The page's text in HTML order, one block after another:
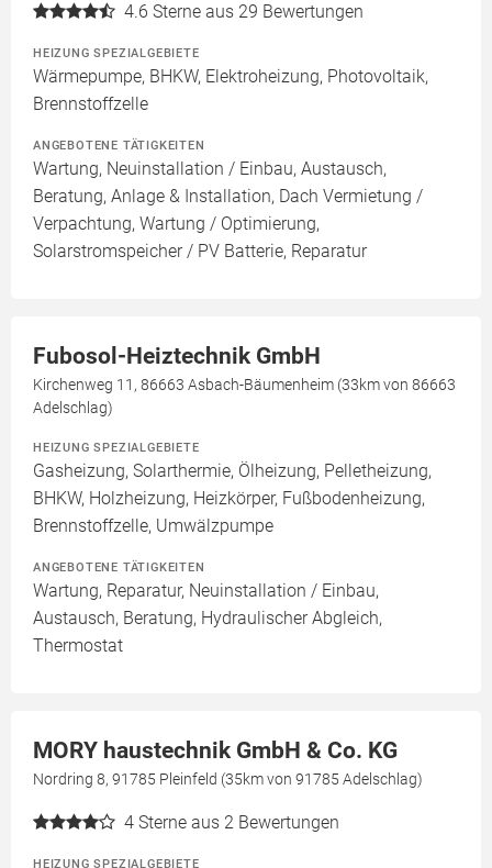
4.6 Sterne aus 29 Bewertungen
HEIZUNG SPEZIALGEBIETE
Wärmepumpe, BHKW, Elektroheizung, Photovoltaik,
Brennstoffzelle
ANGEBOTENE TÄTIGKEITEN
Wartung, Neuinstallation / Einbau, Austausch,
Beratung, Anlage & Installation, Dach Vermietung /
Verpachtung, Wartung / Optimierung,
Solarstromspeicher / PV Batterie, Reparatur
Fubosol-Heiztechnik GmbH
Kirchenweg 11, 86663 Asbach-Bäumenheim (33km von 86663
Adelschlag)
HEIZUNG SPEZIALGEBIETE
Gasheizung, Solarthermie, Ölheizung, Pelletheizung,
BHKW, Holzheizung, Heizkörper, Fußbodenheizung,
Brennstoffzelle, Umwälzpumpe
ANGEBOTENE TÄTIGKEITEN
Wartung, Reparatur, Neuinstallation / Einbau,
Austausch, Beratung, Hydraulischer Abgleich,
Thermostat
MORY haustechnik GmbH & Co. KG
Nordring 8, 91785 Pleinfeld (35km von 91785 Adelschlag)
4 Sterne aus 2 Bewertungen
HEIZUNG SPEZIALGEBIETE